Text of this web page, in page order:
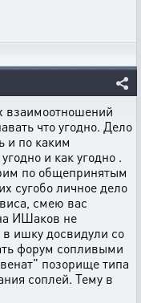
взаимоотношений
что угодно. Дело
и по каким
и как угодно .
по общепринятым
сугобо личное дело
смею вас
ИШаков не
ишку досвидули со
форум сопливыми
позорище типа
соплей. Тему в